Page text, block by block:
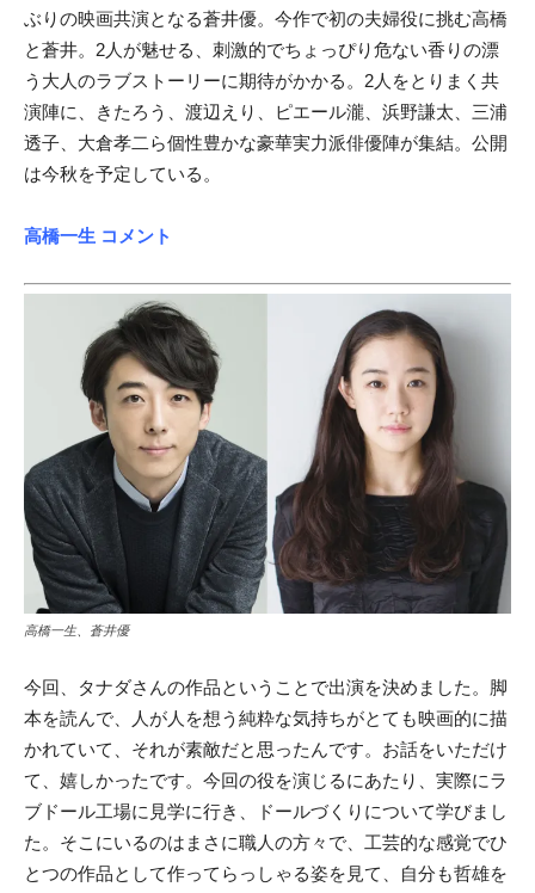
ぶりの映画共演となる蒼井優。今作で初の夫婦役に挑む高橋
と蒼井。2人が魅せる、刺激的でちょっぴり危ない香りの漂
う大人のラブストーリーに期待がかかる。2人をとりまく共
演陣に、きたろう、渡辺えり、ピエール瀧、浜野謙太、三浦
透子、大倉孝二ら個性豊かな豪華実力派俳優陣が集結。公開
は今秋を予定している。
高橋一生 コメント
高橋一生、蒼井優
今回、タナダさんの作品ということで出演を決めました。脚
本を読んで、人が人を想う純粋な気持ちがとても映画的に描
かれていて、それが素敵だと思ったんです。お話をいただけ
て、嬉しかったです。今回の役を演じるにあたり、実際にラ
ブドール工場に見学に行き、ドールづくりについて学びまし
た。そこにいるのはまさに職人の方々で、工芸的な感覚でひ
とつの作品として作ってらっしゃる姿を見て、自分も哲雄を